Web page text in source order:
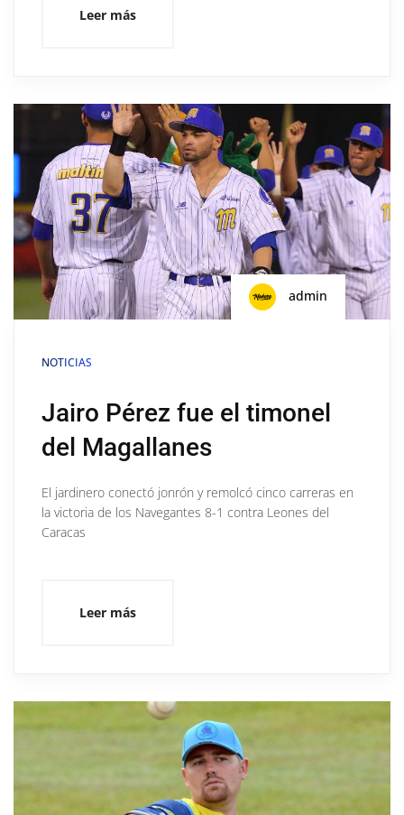
Leer más
admin
NOTICIAS
Jairo Pérez fue el timonel
del Magallanes
El jardinero conectó jonrón y remolcó cinco carreras en
la victoria de los Navegantes 8-1 contra Leones del
Caracas
Leer más